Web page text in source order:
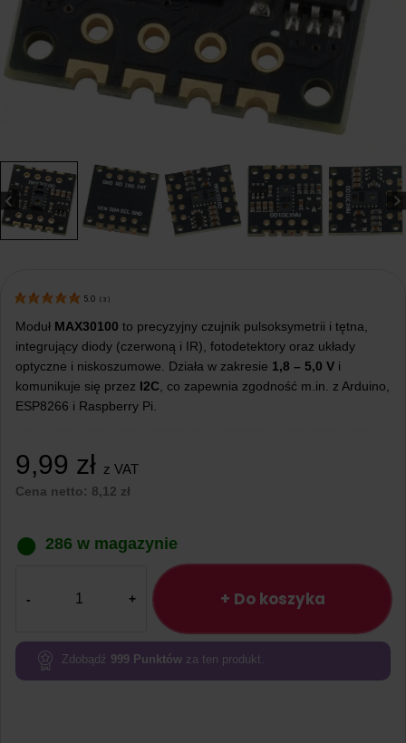
5.0 ( 3 )
Moduł MAX30100 to precyzyjny czujnik pulsoksymetrii i tętna,
integrujący diody (czerwoną i IR), fotodetektory oraz układy
optyczne i niskoszumowe. Działa w zakresie 1,8 – 5,0 V i
komunikuje się przez I2C , co zapewnia zgodność m.in. z Arduino,
ESP8266 i Raspberry Pi.
9,99 zł z VAT
Cena netto: 8,12 zł
286 w magazynie
poziomu
tlenu
+ Do koszyka
Zdobądź 999 Punktów za ten produkt.